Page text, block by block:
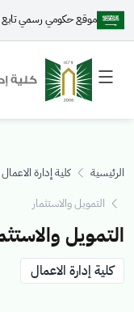
موقع حكومي رسمي تابع
Toggle
menu
Toggle
secondary
menu
الرئيسية كلية إدارة الاعمال
التمويل والاستثمار
التمويل
كلية إدارة الاعمال